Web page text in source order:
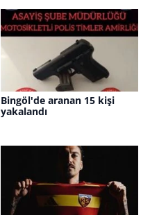
Bingöl'de aranan 15 kişi
yakalandı